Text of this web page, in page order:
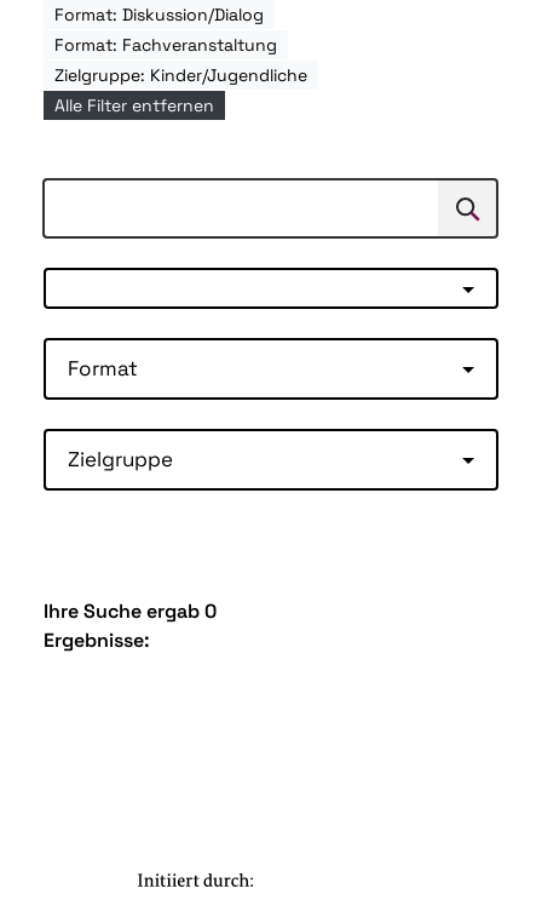
Format: Diskussion/Dialog
Format: Fachveranstaltung
Zielgruppe: Kinder/Jugendliche
Alle Filter entfernen
Suchen
Format
Zielgruppe
Ihre Suche ergab 0
Ergebnisse: